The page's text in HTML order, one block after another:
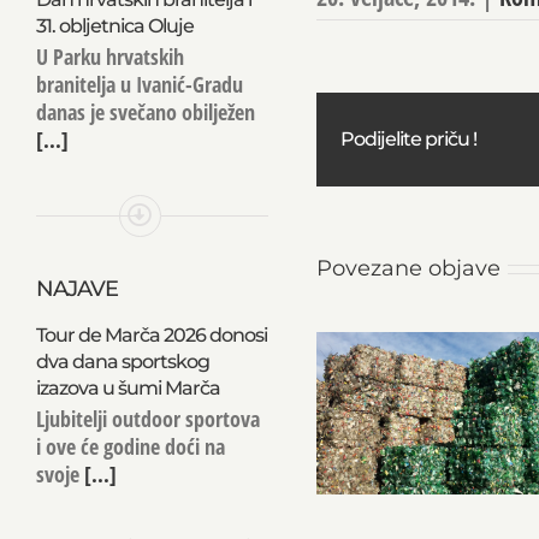
Podijelite priču !
Povezane objave
31. obljetnica Oluje
U Parku hrvatskih
branitelja u Ivanić-Gradu
danas je svečano obilježen
[...]
NAJAVE
Tour de Marča 2026 donosi
dva dana sportskog
izazova u šumi Marča
Ljubitelji outdoor sportova
i ove će godine doći na
svoje[...]